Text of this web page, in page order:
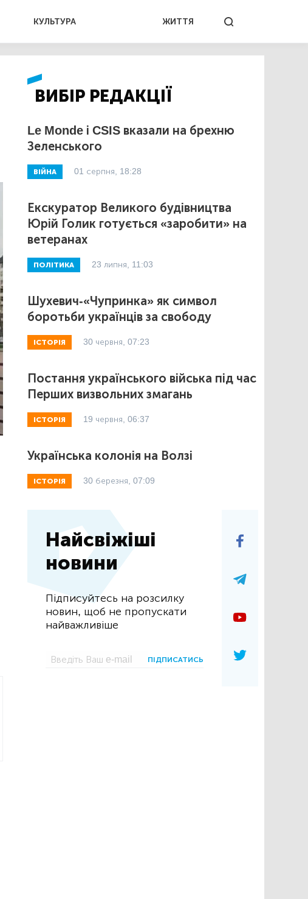
КУЛЬТУРА ЖИТТЯ
ВИБІР РЕДАКЦІЇ
Le Monde і CSIS вказали на брехню
Зеленського
ВІЙНА 01 серпня, 18:28
Екскуратор Великого будівництва
Юрій Голик готується «заробити» на
ветеранах
ПОЛІТИКА 23 липня, 11:03
Шухевич-«Чупринка» як символ
боротьби українців за свободу
ІСТОРІЯ 30 червня, 07:23
Постання українського війська під час
Перших визвольних змагань
ІСТОРІЯ 19 червня, 06:37
Українська колонія на Волзі
ІСТОРІЯ 30 березня, 07:09
Найсвіжіші
новини
Підписуйтесь на розсилку
новин, щоб не пропускати
найважливіше
ПІДПИСАТИСЬ